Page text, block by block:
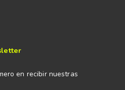
en recibir nuestras